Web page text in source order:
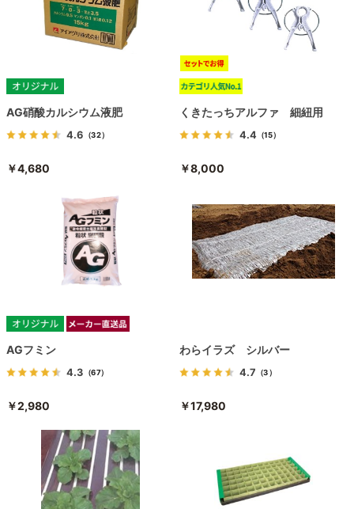
AG硝酸カルシウム液肥
4.6 （32）
￥4,680
くきたっちアルファ 細紐用
4.4 （15）
￥8,000
AGフミン
4.3 （67）
￥2,980
わらイラズ シルバー
4.7 （3）
￥17,980